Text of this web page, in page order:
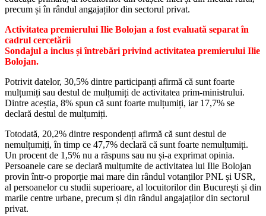
precum și în rândul angajaților din sectorul privat.
Activitatea premierului Ilie Bolojan a fost evaluată separat în
cadrul cercetării
Sondajul a inclus și întrebări privind activitatea premierului Ilie
Bolojan.
Potrivit datelor, 30,5% dintre participanți afirmă că sunt foarte
mulțumiți sau destul de mulțumiți de activitatea prim-ministrului.
Dintre aceștia, 8% spun că sunt foarte mulțumiți, iar 17,7% se
declară destul de mulțumiți.
Totodată, 20,2% dintre respondenți afirmă că sunt destul de
nemulțumiți, în timp ce 47,7% declară că sunt foarte nemulțumiți.
Un procent de 1,5% nu a răspuns sau nu și-a exprimat opinia.
Persoanele care se declară mulțumite de activitatea lui Ilie Bolojan
provin într-o proporție mai mare din rândul votanților PNL și USR,
al persoanelor cu studii superioare, al locuitorilor din București și din
marile centre urbane, precum și din rândul angajaților din sectorul
privat.